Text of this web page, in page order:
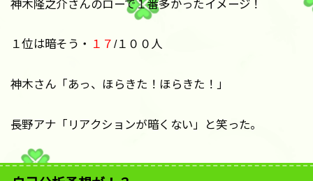
神木隆之介さんのローで１番多かったイメージ！
１位は暗そう・ １７ /１００人
神木さん「あっ、ほらきた！ほらきた！」
長野アナ「リアクションが暗くない」と笑った。